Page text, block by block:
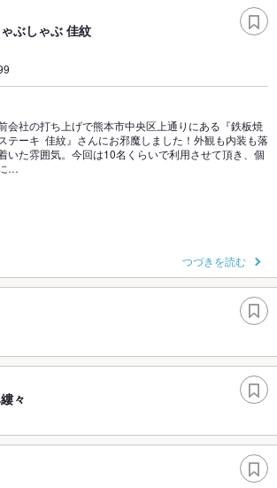
ぶしゃぶ 佳紋
会社の打ち上げで熊本市中央区上通りにある『鉄板焼
テーキ 佳紋』さんにお邪魔しました！外観も内装も落
いた雰囲気。今回は10名くらいで利用させて頂き、個
…
つづきを読む
々